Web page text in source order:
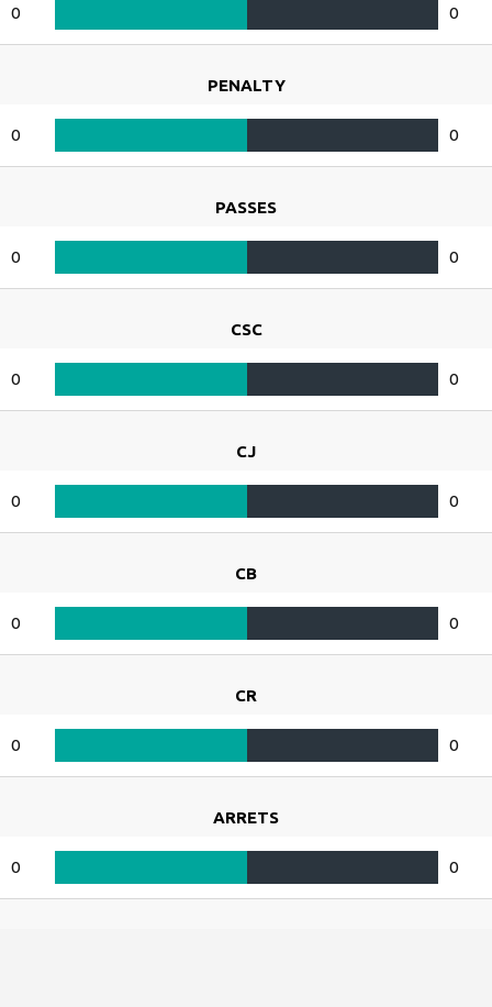
0 0
PENALTY
0 0
PASSES
0 0
CSC
0 0
CJ
0 0
CB
0 0
CR
0 0
ARRETS
0 0